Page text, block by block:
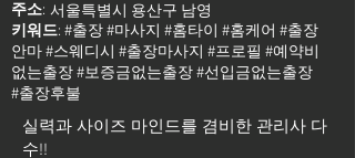
주소:
키워드: #출장 #마사지 #홈타이 #홈케어 #출장
안마 #스웨디시 #출장마사지 #프로필 #예약비
없는출장 #보증금없는출장 #선입금없는출장
#출장후불
서울특별시 용산구 남영
실력과 사이즈 마인드를 겸비한 관리사 다
수!!